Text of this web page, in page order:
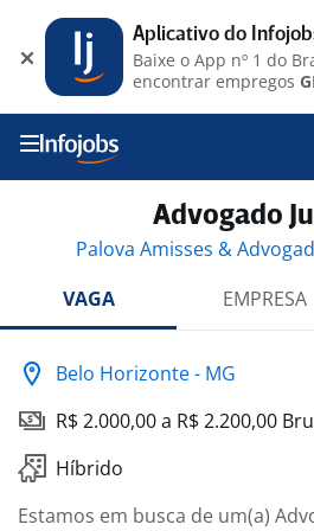
Advogado
Palova Amisses &
VAGA
EMPRESA
Belo Horizonte - MG
R$ 2.000,00 a R$ 2.200,00
Híbrido
Estamos em busca de um(a)
Aplicativo do
Baixe o App nº 1 do
encontrar empregos